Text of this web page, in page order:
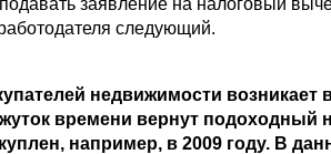
заявление на налоговый
следующий.
недвижимости возникает
времени вернут подоходный
например, в 2009 году. В